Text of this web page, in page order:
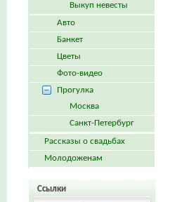
Выкуп невесты
Авто
Банкет
Цветы
Фото-видео
Прогулка
Москва
Санкт-Петербург
Рассказы о свадьбах
Молодоженам
Ссылки